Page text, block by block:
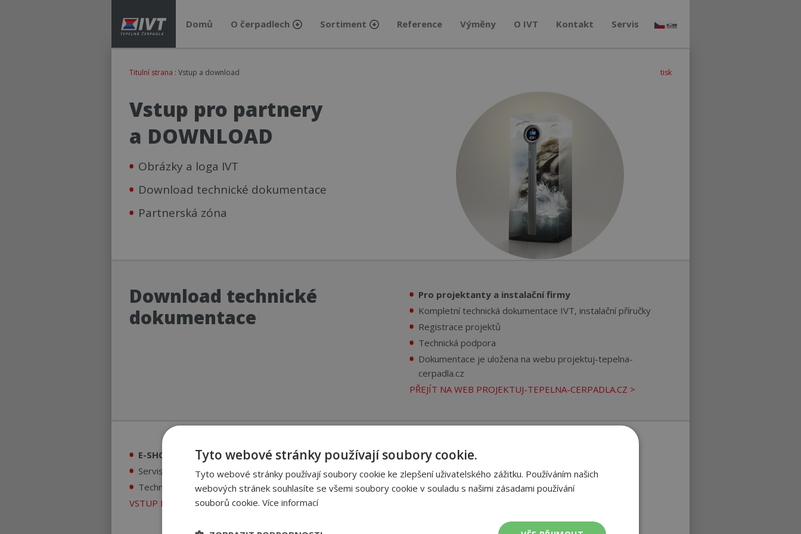
Domů O čerpadlech Sortiment Reference Výměny O IVT Kontakt Servis
tisk
Titulní strana : Vstup a download
Vstup pro partnery
a DOWNLOAD
Obrázky a loga IVT
Download technické dokumentace
Partnerská zóna
Download technické
dokumentace
Pro projektanty a instalační firmy
Kompletní technická dokumentace IVT, instalační příručky
Registrace projektů
Technická podpora
Dokumentace je uložena na webu projektuj-tepelna-
cerpadla.cz
PŘEJÍT NA WEB PROJEKTUJ-TEPELNA-CERPADLA.CZ >
Vstup pro obchodní
a servisní partnery IVT
E-SHOP pro obchodní partnery
Servis ON-LINE
Technická dokumentace pro servis
VSTUP PRO OBCHODNÍ A SERVISNÍ PARTNERY >
Tyto webové stránky používají soubory cookie.
Tyto webové stránky používají soubory cookie ke zlepšení uživatelského zážitku. Používáním našich
webových stránek souhlasíte se všemi soubory cookie v souladu s našimi zásadami používání
souborů cookie. Více informací